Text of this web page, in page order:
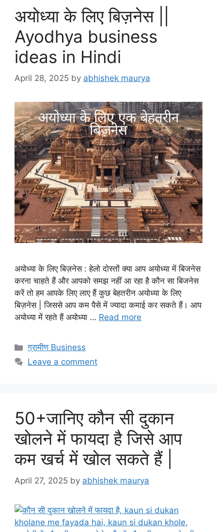
अयोध्या के लिए बिज़नेस ||
Ayodhya business
ideas in Hindi
April 28, 2025 by abhishek maurya
अयोध्या के लिए बिज़नेस : हेलो दोस्तों क्या आप अयोध्या में बिजनेस
करना चाहते हैं और आपको समझ नहीं आ रहा है कौन सा बिजनेस
करें तो हम आपके लिए लाए हैं कुछ बेहतरीन अयोध्या के लिए
बिज़नेस | जिससे आप कम पैसे में ज्यादा कमाई कर सकते हैं। आप
अयोध्या में रहते हैं अयोध्या … Read more
Categories
ग्रामीण Business
Leave a comment
50+जानिए कौन सी दुकान
खोलने में फायदा है जिसे आप
कम खर्च में खोल सकते हैं |
April 27, 2025 by abhishek maurya